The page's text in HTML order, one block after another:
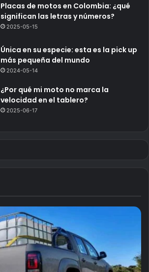
Placas de motos en Colombia: ¿qué
significan las letras y números?
2025-05-15
Única en su especie: esta es la pick up
más pequeña del mundo
2024-05-14
¿Por qué mi moto no marca la
velocidad en el tablero?
2025-06-17